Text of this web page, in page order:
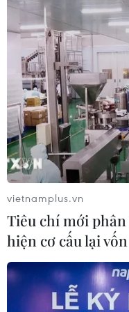
Toàn cảnh
cảnh báo trước khả
công toàn diện Iran
02/08/2026 04:00
Israel nâng mức
năng Mỹ tấn công
02/08/2026 01:10
vietnamplus.vn
Tiêu chí mới
hiện cơ cấu lại